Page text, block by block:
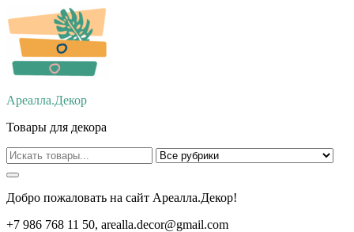
Перейти
к
содержимому
Ареалла.Декор
Товары для декора
Добро пожаловать на сайт Ареалла.Декор!
+7 986 768 11 50, arealla.decor@gmail.com